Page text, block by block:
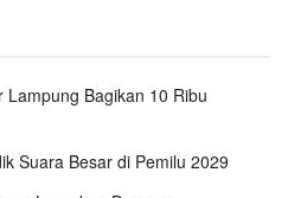
Bagikan 10 Ribu
Suara Besar di Pemilu 2029